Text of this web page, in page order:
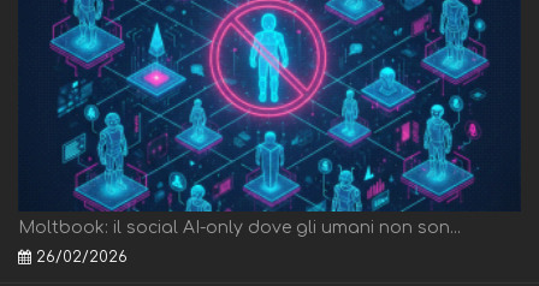
Moltbook: il social AI-only dove gli umani non son...
26/02/2026